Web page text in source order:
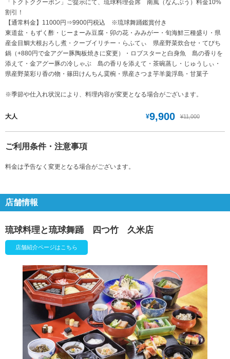
「トクトククーポン」ご提示にて、琉球料理会席 南風（なんぷう）料金10%
割引！
【通常料金】11000円⇒9900円税込 ※琉球舞踊鑑賞付き
東道盆・もずく酢・じーまーみ豆腐・卯の花・みみがー・旬海鮮三種盛り・県
産金目鯛大根おろし煮・クーブイリチー・らふてぃ 県産野菜炊合せ・てびち
鍋（+880円で金アグー豚陶板焼きに変更）・ロブスターと白身魚 島の香りを
添えて・金アグー豚の冷しゃぶ 島の香りを添えて・茶碗蒸し・じゅうしぃ・
県産野菜彩り香の物・篠田けんちん霙椀・県産さつま芋羊羹浮島・甘菓子
※季節や仕入れ状況により、料理内容が変更となる場合がございます。
大人 ¥9,900 ¥11,000
ご利用条件・注意事項
料金は予告なく変更となる場合がございます。
店舗情報
琉球料理と琉球舞踊 四つ竹 久米店
店舗紹介ページはこちら